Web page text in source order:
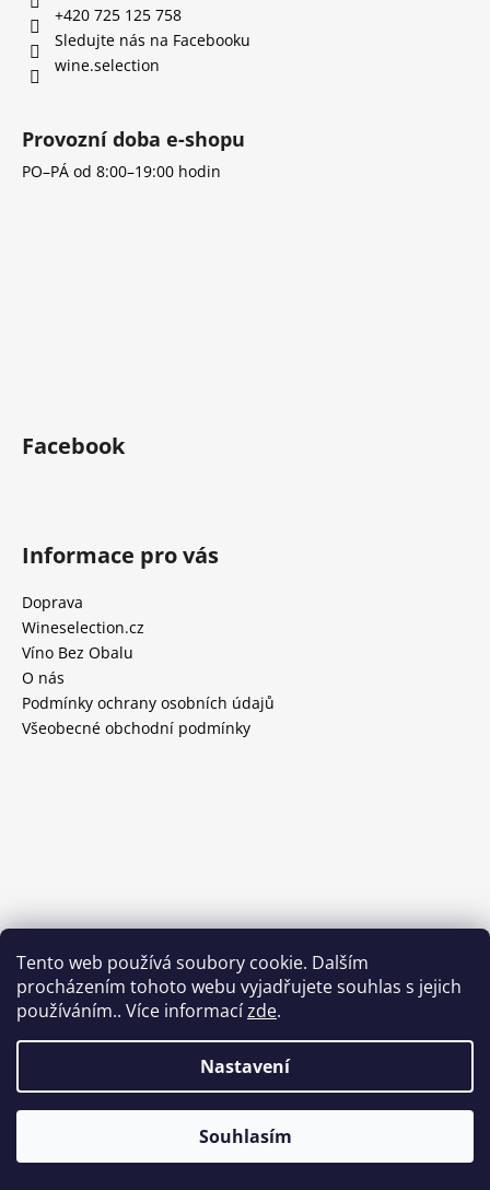
Tento web používá soubory cookie. Dalším
procházením tohoto webu vyjadřujete souhlas s jejich
používáním.. Více informacízde.
Nastavení
Souhlasím
+420 725 125 758
Sledujte nás na Facebooku
wine.selection
Provozní doba e-shopu
PO–PÁ od 8:00–19:00 hodin
Facebook
Informace pro vás
Doprava
Wineselection.cz
Víno Bez Obalu
O nás
Podmínky ochrany osobních údajů
Všeobecné obchodní podmínky
Wineselection. Všechna práva vyhrazena.